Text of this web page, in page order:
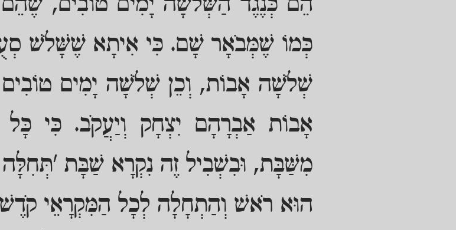
כְּמוֹ שֶׁמְּבֹאָר שָׁם. כִּי אִיתָא שֶׁשָּׁלֹשׁ
שְׁלֹשָׁה אָבוֹת, וְכֵן שְׁלֹשָׁה יָמִים
אָבוֹת אַבְרָהָם יִצְחָק וְיַעֲקֹב. כִּי כָּל
מִשַּׁבָּת, וּבִשְׁבִיל זֶה נִקְרָא שַׁבָּת
הוּא רֹאשׁ וְהַתְחָלָה לְכָל הַמִּקְרָאֵי